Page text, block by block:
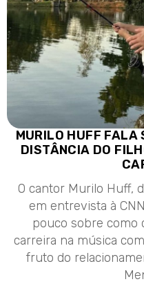
MURILO HUFF FALA
DISTÂNCIA DO
O cantor Murilo Huff,
em entrevista à
pouco sobre como
carreira na música
fruto do